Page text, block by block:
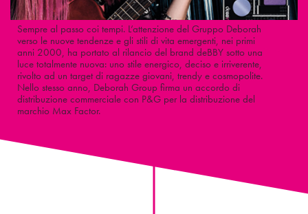
Sempre al passo coi tempi. L’attenzione del Gruppo Deborah
verso le nuove tendenze e gli stili di vita emergenti, nei primi
anni 2000, ha portato al rilancio del brand deBBY sotto una
luce totalmente nuova: uno stile energico, deciso e irriverente,
rivolto ad un target di ragazze giovani, trendy e cosmopolite.
Nello stesso anno, Deborah Group firma un accordo di
distribuzione commerciale con P&G per la distribuzione del
marchio Max Factor.